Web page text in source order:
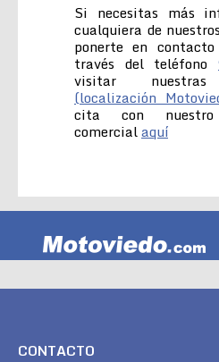
Si necesitas más
cualquiera de
ponerte en
través del teléfono
visitar nuestras
(localización
cita con nuestro
comercialaquí
CONTACTO